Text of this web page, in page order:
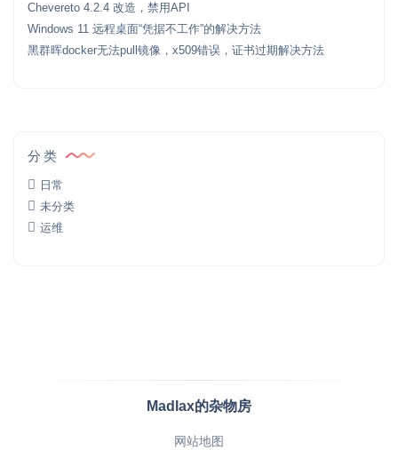
Chevereto 4.2.4 改造，禁用API
Windows 11 远程桌面“凭据不工作”的解决方法
黑群晖docker无法pull镜像，x509错误，证书过期解决方法
分类
日常
未分类
运维
Madlax的杂物房
网站地图